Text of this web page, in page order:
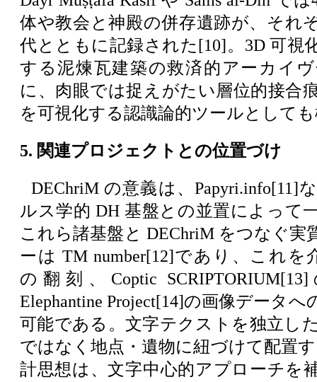
体や教会と神殿の併存遺跡が、それ
代とともに記録された[10]。3D 可視
する泥煉瓦建築の救済的アーカイ
に、肉眼では捉えがたい層位的接合
を可視化する認識論的ツールとして
5. 関連プロジェクトとの位置づけ
DEChriM の意義は、Papyri.info[11]
ルス学的 DH 基盤との並置によって
これら諸基盤と DEChriM をつなぐ実
ーは TM number[12]であり、これを
の翻刻、Coptic
Elephantine Project[14]の画像データへ
可能である。文字テクストを独立し
ではなく地点・遺物に紐づけて配置
計思想は、文字中心的アプローチを